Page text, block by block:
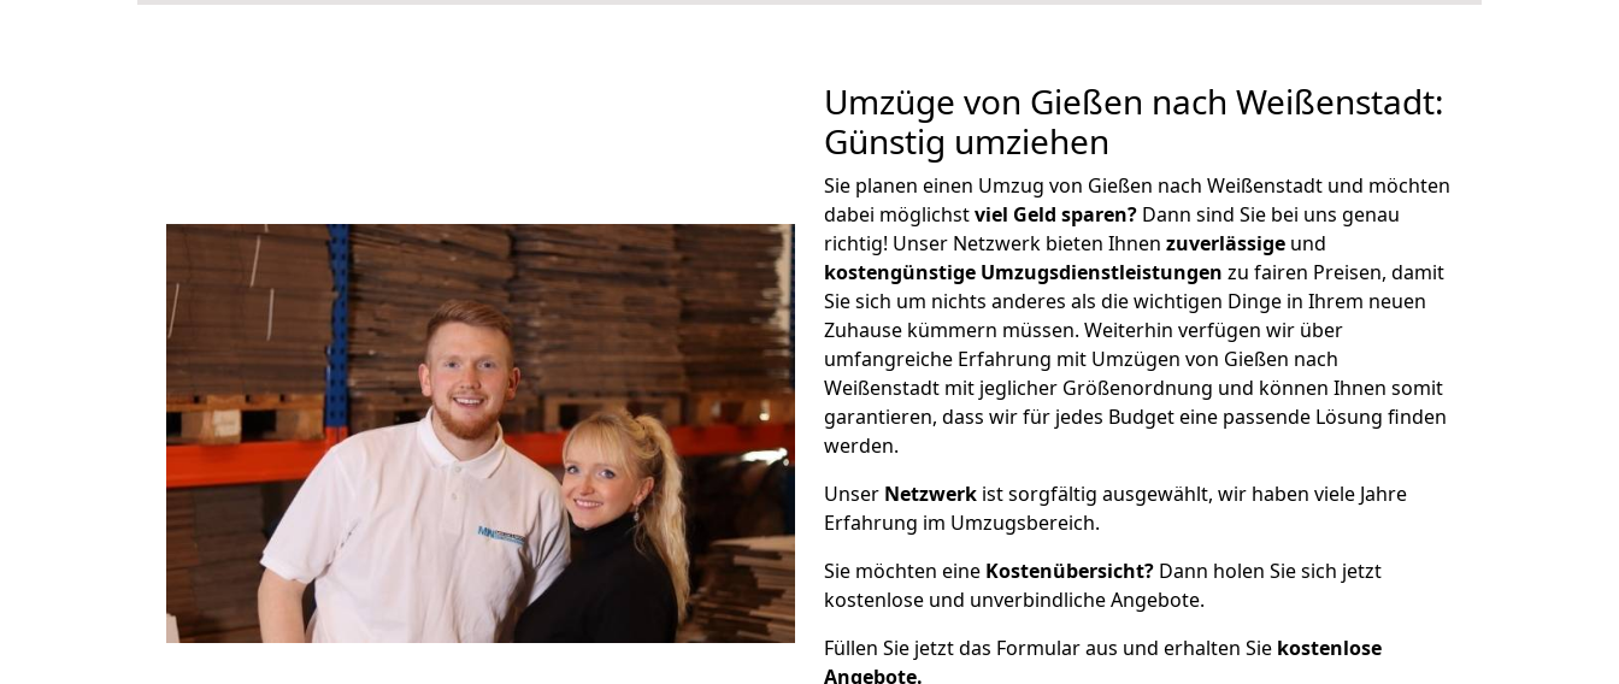
Umzüge von Gießen nach Weißenstadt:
Günstig umziehen
Sie planen einen Umzug von Gießen nach Weißenstadt und möchten
dabei möglichstviel Geld sparen? Dann sind Sie bei uns genau
richtig! Unser Netzwerk bieten Ihnen zuverlässige und
kostengünstige Umzugsdienstleistungen zu fairen Preisen, damit
Sie sich um nichts anderes als die wichtigen Dinge in Ihrem neuen
Zuhause kümmern müssen. Weiterhin verfügen wir über
umfangreiche Erfahrung mit Umzügen von Gießen nach
Weißenstadt mit jeglicher Größenordnung und können Ihnen somit
garantieren, dass wir für jedes Budget eine passende Lösung finden
werden.
Unser Netzwerk ist sorgfältig ausgewählt, wir haben viele Jahre
Erfahrung im Umzugsbereich.
Sie möchten eine Kostenübersicht? Dann holen Sie sich jetzt
kostenlose und unverbindliche Angebote.
Füllen Sie jetzt das Formular aus und erhalten Sie kostenlose
Angebote.